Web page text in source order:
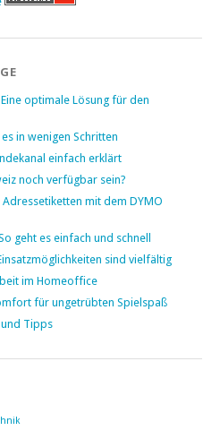
optimale Lösung für den
in wenigen Schritten
einfach erklärt
noch verfügbar sein?
mit dem DYMO
geht es einfach und schnell
sind vielfältig
im Homeoffice
für ungetrübten Spielspaß
Tipps